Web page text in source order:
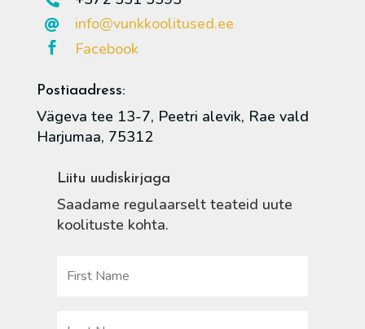
 info@vunkkoolitused.ee
 Facebook
Postiaadress:
Vägeva tee 13-7, Peetri alevik, Rae vald
Harjumaa, 75312
Liitu uudiskirjaga
Saadame regulaarselt teateid uute
koolituste kohta.